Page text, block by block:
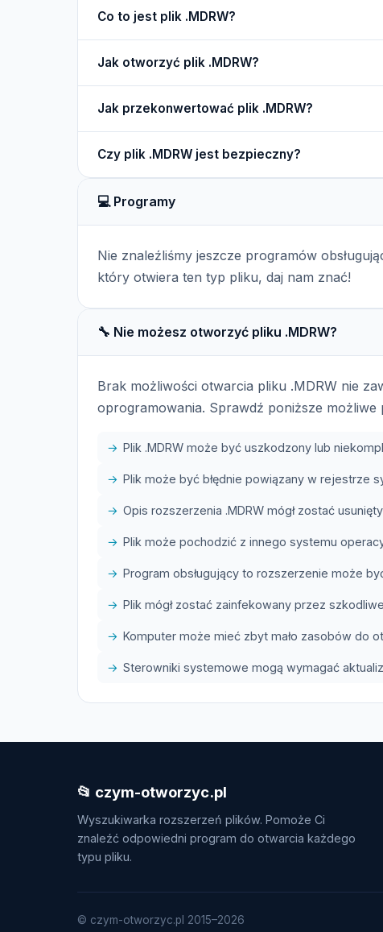
Co to jest plik .MDRW?
rysunków wektorowych.
Jak otworzyć plik .MDRW?
Jak przekonwertować plik .MDRW?
i zapisać go w innym, bardziej popularnym formacie.
Czy plik .MDRW jest bezpieczny?
złośliwych treści.
💻 Programy
Nie znaleźliśmy jeszcze programów
który otwiera ten typ pliku, daj nam znać!
🔧 Nie możesz otworzyć pliku .MDRW?
Brak możliwości otwarcia pliku .MDRW nie
oprogramowania. Sprawdź poniższe możliwe
Plik .MDRW może być uszkodzony lub
Plik może być błędnie powiązany w rejestrze
Opis rozszerzenia .MDRW mógł zostać
Plik może pochodzić z innego systemu
Program obsługujący to rozszerzenie może
Plik mógł zostać zainfekowany przez
Komputer może mieć zbyt mało zasobów do
Sterowniki systemowe mogą wymagać
📂 czym-otworzyc.pl
Wyszukiwarka rozszerzeń plików. Pomoże Ci
znaleźć odpowiedni program do otwarcia każdego
typu pliku.
© czym-otworzyc.pl 2015–2026